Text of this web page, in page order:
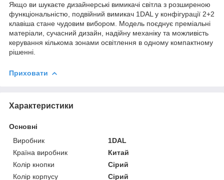
Якщо ви шукаєте дизайнерські вимикачі світла з розширеною
функціональністю, подвійний вимикач 1DAL у конфігурації 2+2
клавіша стане чудовим вибором. Модель поєднує преміальні
матеріали, сучасний дизайн, надійну механіку та можливість
керування кількома зонами освітлення в одному компактному
рішенні.
Приховати
Характеристики
Основні
Виробник
1DAL
Країна виробник
Китай
Колір кнопки
Сірий
Колір корпусу
Сірий